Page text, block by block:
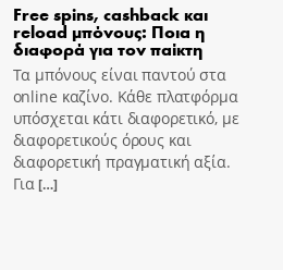
Free spins, cashback και
reload μπόνους: Ποια η
διαφορά για τον παίκτη
Τα μπόνους είναι παντού στα
online καζίνο. Κάθε πλατφόρμα
υπόσχεται κάτι διαφορετικό, με
διαφορετικούς όρους και
διαφορετική πραγματική αξία.
Για […]